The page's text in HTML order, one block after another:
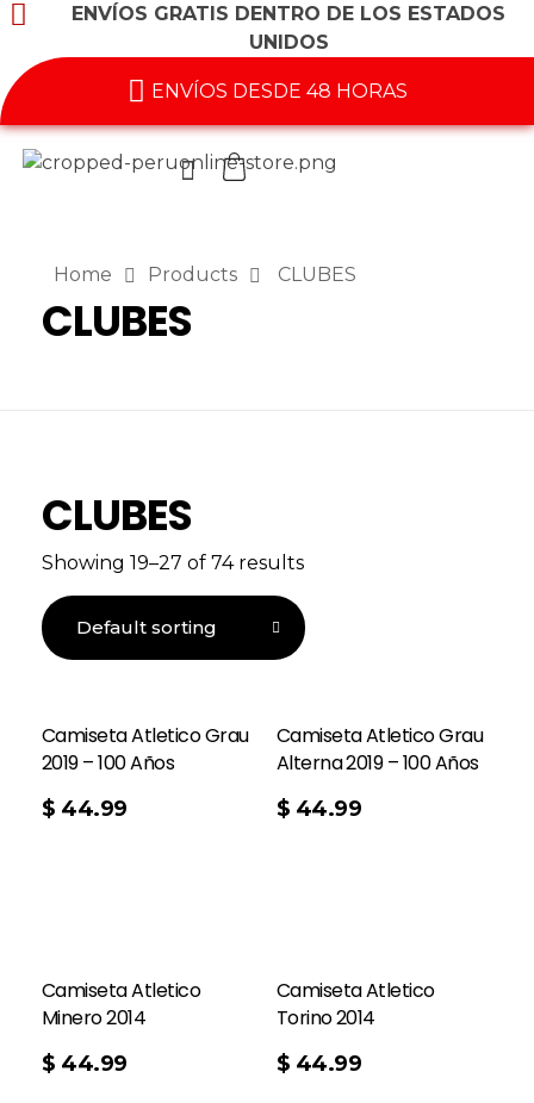
ENVÍOS GRATIS DENTRO DE LOS ESTADOS
UNIDOS
ENVÍOS DESDE 48 HORAS
Home Products CLUBES
CLUBES
CLUBES
Showing 19–27 of 74 results
Camiseta Atletico Grau
2019 – 100 Años
$ 44.99
Camiseta Atletico Grau
Alterna 2019 – 100 Años
$ 44.99
Camiseta Atletico
Minero 2014
$ 44.99
Camiseta Atletico
Torino 2014
$ 44.99